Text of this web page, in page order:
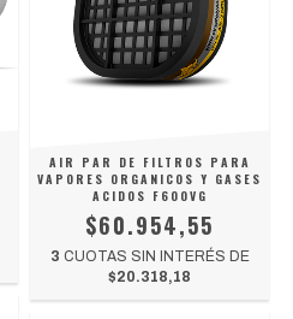
AIR PAR DE FILTROS PARA
VAPORES ORGANICOS Y GASES
ACIDOS F600VG
$60.954,55
3 CUOTAS SIN INTERÉS DE
$20.318,18